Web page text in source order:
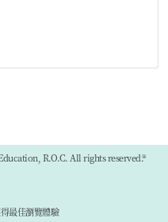
R.O.C. All rights reserved.®
最佳瀏覽體驗